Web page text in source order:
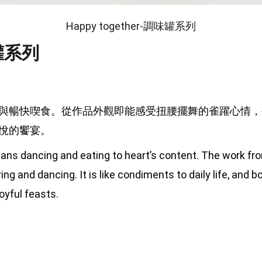
Happy together-調味罐系列
列
暢快喫食。從作品外觀即能感受扭腰擺舞的雀躍心情
的饗宴。
dancing and eating to heart’s content. The work
and dancing. It is like condiments to daily life, and
feasts.